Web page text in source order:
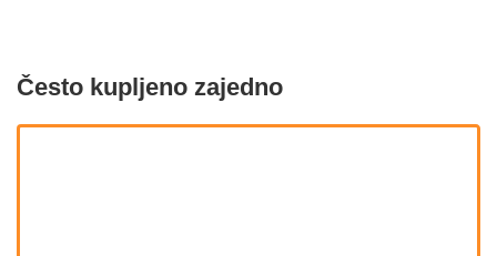
Često kupljeno zajedno